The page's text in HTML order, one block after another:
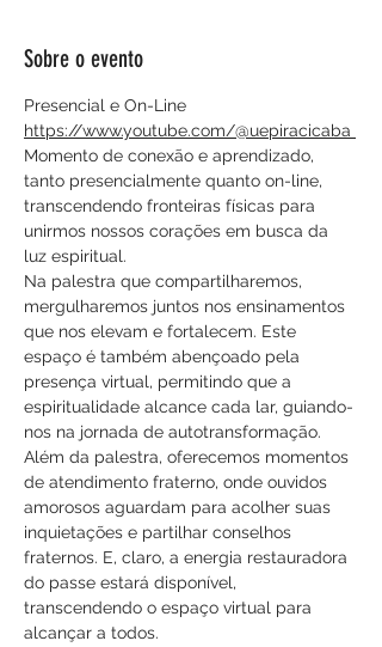
Sobre o evento
Presencial e On-Line
https://www.youtube.com/@uepiracicaba
Momento de conexão e aprendizado,
tanto presencialmente quanto on-line,
transcendendo fronteiras físicas para
unirmos nossos corações em busca da
luz espiritual.
Na palestra que compartilharemos,
mergulharemos juntos nos ensinamentos
que nos elevam e fortalecem. Este
espaço é também abençoado pela
presença virtual, permitindo que a
espiritualidade alcance cada lar, guiando-
nos na jornada de autotransformação.
Além da palestra, oferecemos momentos
de atendimento fraterno, onde ouvidos
amorosos aguardam para acolher suas
inquietações e partilhar conselhos
fraternos. E, claro, a energia restauradora
do passe estará disponível,
transcendendo o espaço virtual para
alcançar a todos.